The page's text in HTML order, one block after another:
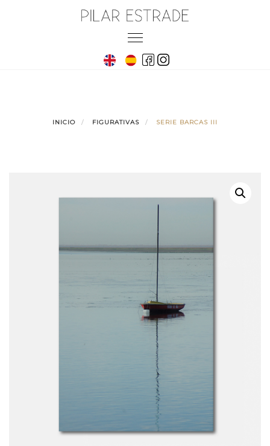
Toggle
INICIO FIGURATIVAS SERIE BARCAS III